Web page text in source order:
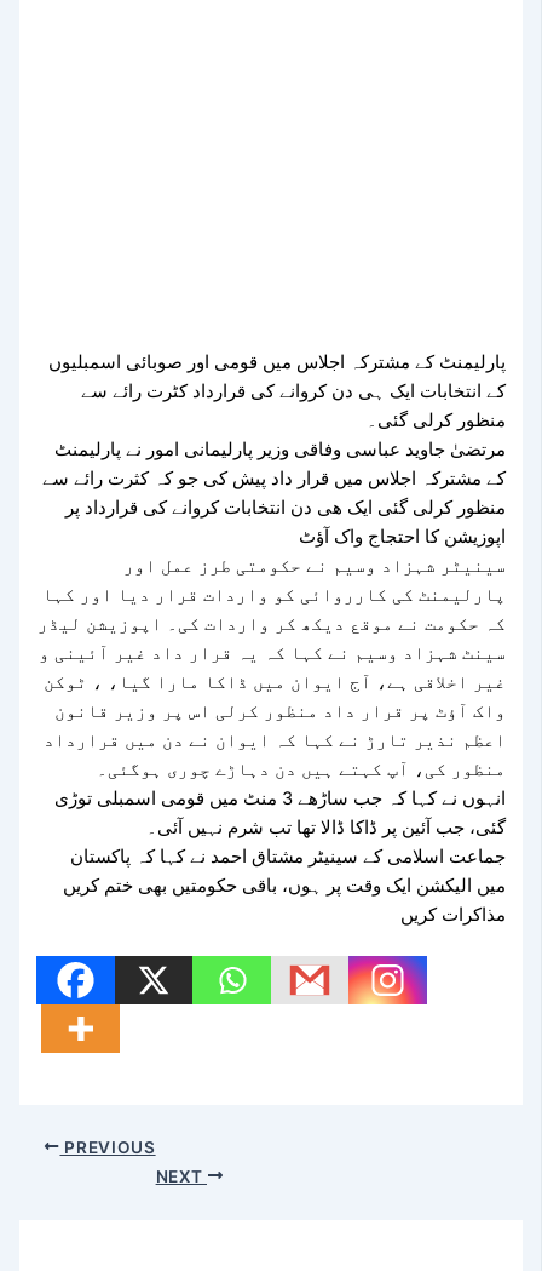
پارلیمنٹ کے مشترکہ اجلاس میں قومی اور صوبائی اسمبلیوں
کے انتخابات ایک ہی دن کروانے کی قرارداد کٹرت رائے سے
منظور کرلی گئی۔
مرتضیٰ جاوید عباسی وفاقی وزیر پارلیمانی امور نے پارلیمنٹ
کے مشترکہ اجلاس میں قرار داد پیش کی جو کہ کثرت رائے سے
منظور کرلی گئی ایک ھی دن انتخابات کروانے کی قرارداد پر
اپوزیشن کا احتجاج واک آؤٹ
سینیٹر شہزاد وسیم نے حکومتی طرز عمل اور
پارلیمنٹ کی کارروائی کو واردات قرار دیا اور کہا
کہ حکومت نے موقع دیکھ کر واردات کی۔ اپوزیشن لیڈر
سینٹ شہزاد وسیم نے کہا کہ یہ قرار داد غیر آئینی و
غیر اخلاقی ہے، آج ایوان میں ڈاکا مارا گیا، ، ٹوکن
واک آؤٹ پر قرار داد منظور کرلی اس پر وزیر قانون
اعظم نذیر تارڑ نے کہا کہ ایوان نے دن میں قرارداد
منظور کی، آپ کہتے ہیں دن دہاڑے چوری ہوگئی۔
انہوں نے کہا کہ جب ساڑھے 3 منٹ میں قومی اسمبلی توڑی
گئی، جب آئین پر ڈاکا ڈالا تھا تب شرم نہیں آئی۔
جماعت اسلامی کے سینیٹر مشتاق احمد نے کہا کہ پاکستان
میں الیکشن ایک وقت پر ہوں، باقی حکومتیں بھی ختم کریں
مذاکرات کریں
PREVIOUS
NEXT